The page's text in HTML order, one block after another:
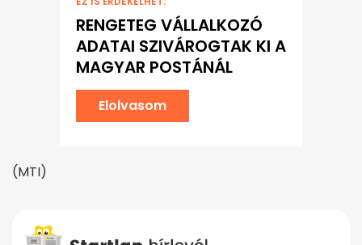
RENGETEG VÁLLALKOZÓ
ADATAI SZIVÁROGTAK KI A
MAGYAR POSTÁNÁL
Elolvasom
(MTI)